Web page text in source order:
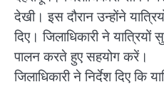
देखी। इस दौरान उन्होंने
दिए। जिलाधिकारी ने
पालन करते हुए सहयोग करें।
जिलाधिकारी ने निर्देश दिए कि